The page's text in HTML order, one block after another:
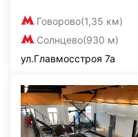
Говорово(1,35 км)
Солнцево(930 м)
ул.Главмосстроя 7а